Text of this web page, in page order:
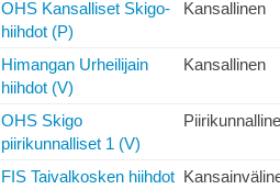
OHS Kansalliset Skigo-
hiihdot (P)
Kansallinen
Himangan Urheilijain
hiihdot (V)
Kansallinen
OHS Skigo
piirikunnalliset 1 (V)
FIS Taivalkosken hiihdot